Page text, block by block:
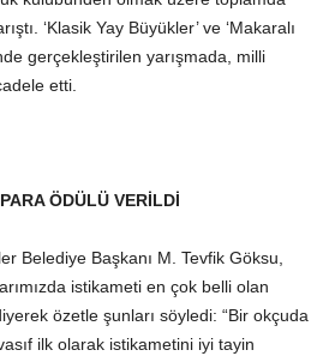
‘Klasik Yay Büyükler’ ve ‘Makaralı
gerçekleştirilen yarışmada, milli
etti.
ÖDÜLÜ VERİLDİ
Belediye Başkanı M. Tevfik Göksu,
istikameti en çok belli olan
özetle şunları söyledi: “Bir okçuda
ilk olarak istikametini iyi tayin